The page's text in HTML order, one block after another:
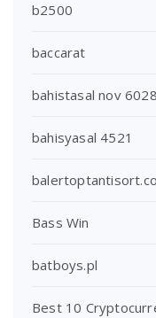
b2500
baccarat
bahistasal nov 6028
bahisyasal 4521
Bass Win
batboys.pl
Best 10